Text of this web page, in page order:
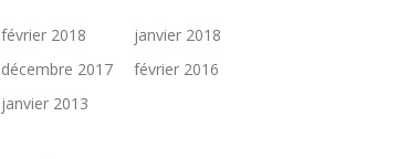
février 2018
janvier 2018
décembre 2017
février 2016
janvier 2013